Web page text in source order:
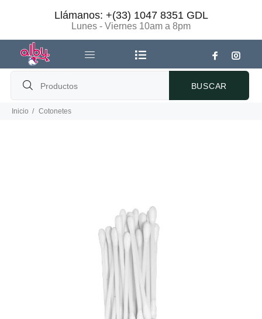
Llámanos: +(33) 1047 8351 GDL
Lunes - Viernes 10am a 8pm
BUSCAR
Inicio Cotonetes